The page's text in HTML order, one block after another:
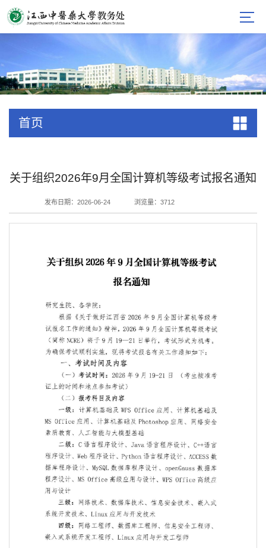
首页
关于组织2026年9月全国计算机等级考试报名通知
发布日期：2026-06-24 浏览量： 3712